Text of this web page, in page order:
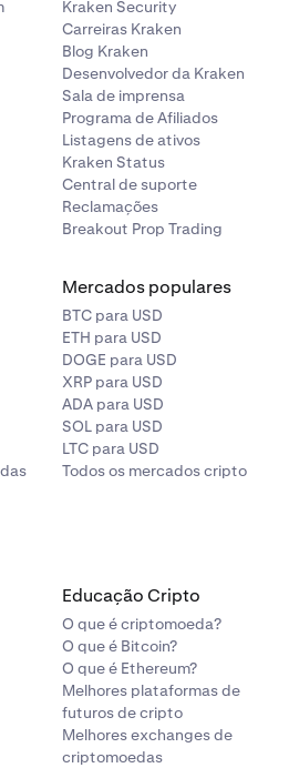
perda total de investimentos.
: Bugs ou falhas na tecnologia de
a funcionalidade ou o
: Se uma plataforma ou
falir ou for hackeada,
aos seus fundos.
: Vulnerabilidades ou bugs em
Kraken Security
Carreiras Kraken
Blog Kraken
Desenvolvedor da Kraken
Sala de imprensa
Programa de Afiliados
Listagens de ativos
Kraken Status
Central de suporte
Reclamações
Breakout Prop Trading
Mercados populares
BTC para USD
ETH para USD
DOGE para USD
XRP para USD
ADA para USD
SOL para USD
LTC para USD
Todos os mercados cripto
Educação Cripto
O que é criptomoeda?
O que é Bitcoin?
O que é Ethereum?
Melhores plataformas de
futuros de cripto
Melhores exchanges de
criptomoedas